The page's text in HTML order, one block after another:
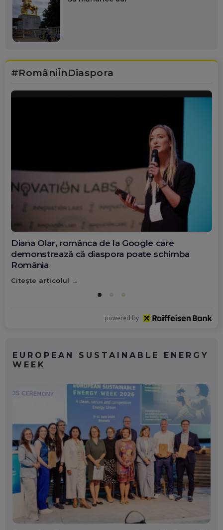
#RomâniÎnDiaspora
Diana Olar, românca de la Google care
demonstrează că diaspora poate schimba
România
Citește articolul
powered by
EUROPEAN SUSTAINABLE ENERGY
WEEK